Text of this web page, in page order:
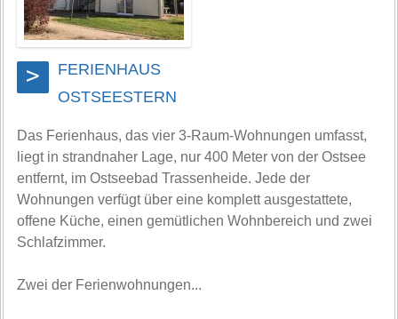
>
FERIENHAUS
OSTSEESTERN
Das Ferienhaus, das vier 3-Raum-Wohnungen umfasst,
liegt in strandnaher Lage, nur 400 Meter von der Ostsee
entfernt, im Ostseebad Trassenheide. Jede der
Wohnungen verfügt über eine komplett ausgestattete,
offene Küche, einen gemütlichen Wohnbereich und zwei
Schlafzimmer.
Zwei der Ferienwohnungen...